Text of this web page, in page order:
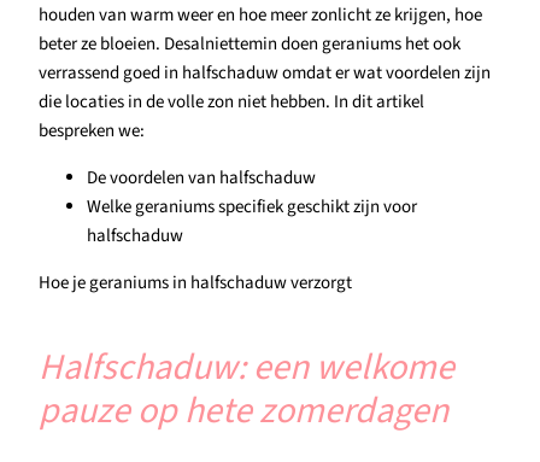
houden van warm weer en hoe meer zonlicht ze krijgen, hoe
beter ze bloeien. Desalniettemin doen geraniums het ook
verrassend goed in halfschaduw omdat er wat voordelen zijn
die locaties in de volle zon niet hebben. In dit artikel
bespreken we:
De voordelen van halfschaduw
Welke geraniums specifiek geschikt zijn voor
halfschaduw
Hoe je geraniums in halfschaduw verzorgt
Halfschaduw: een welkome
pauze op hete zomerdagen